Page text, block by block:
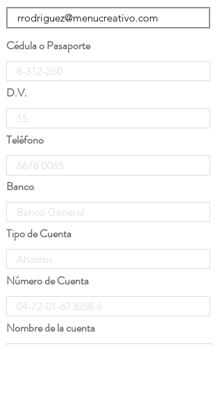
Cédula o Pasaporte
D.V.
Teléfono
Banco
Tipo de Cuenta
Número de Cuenta
Nombre de la cuenta